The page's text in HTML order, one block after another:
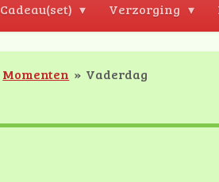
Cadeau(set) Verzorging
Momenten » Vaderdag